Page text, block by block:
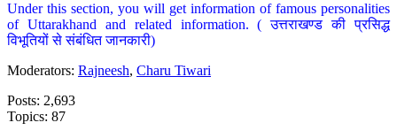
Under this section, you will get information of famous personalities
of Uttarakhand and related information. ( उत्तराखण्ड की प्रसिद्ध
विभूतियों से संबंधित जानकारी)
Moderators: Rajneesh, Charu Tiwari
Posts: 2,693
Topics: 87